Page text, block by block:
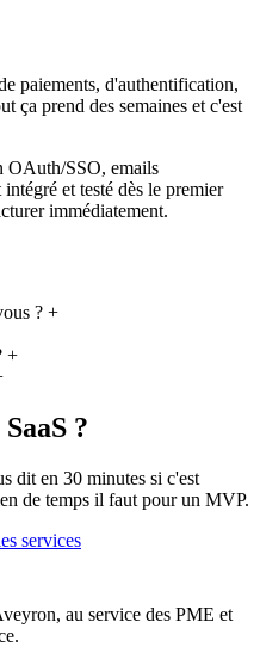
paiements, d'authentification,
ça prend des semaines et c'est
OAuth/SSO, emails
et testé dès le premier
immédiatement.
? +
+
?
dit en 30 minutes si c'est
de temps il faut pour un MVP.
services
au service des PME et